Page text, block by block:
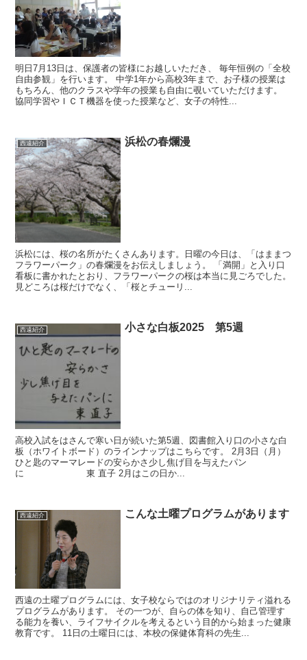
明日7月13日は、保護者の皆様にお越しいただき、 毎年恒例の「全校
自由参観」を行います。 中学1年から高校3年まで、お子様の授業は
もちろん、他のクラスや学年の授業も自由に覗いていただけます。
協同学習やＩＣＴ機器を使った授業など、女子の特性...
西遠紹介 浜松の春爛漫
浜松には、桜の名所がたくさんあります。日曜の今日は、「はままつ
フラワーパーク」の春爛漫をお伝えしましょう。 「満開」と入り口
看板に書かれたとおり、フラワーパークの桜は本当に見ごろでした。
見どころは桜だけでなく、「桜とチューリ...
西遠紹介 小さな白板2025 第5週
高校入試をはさんで寒い日が続いた第5週、図書館入り口の小さな白
板（ホワイトボード）のラインナップはこちらです。 2月3日（月）
ひと匙のマーマレードの安らかさ少し焦げ目を与えたパン
に 東 直子 2月はこの日か...
西遠紹介 こんな土曜プログラムがあります
西遠の土曜プログラムには、女子校ならではのオリジナリティ溢れる
プログラムがあります。 その一つが、自らの体を知り、自己管理す
る能力を養い、ライフサイクルを考えるという目的から始まった健康
教育です。 11日の土曜日には、本校の保健体育科の先生...